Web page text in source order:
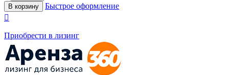
В корзину
Быстрое оформление

Приобрести в лизинг